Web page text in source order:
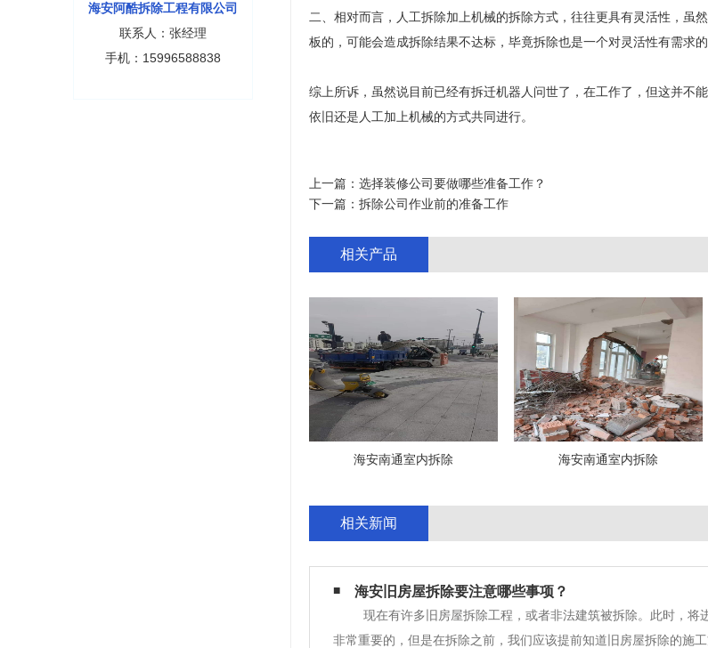
海安阿酷拆除工程有限公司
联系人：张经理
手机：15996588838
二、相对而言，人工拆除加上机械的拆除方式，往往更具有灵活性，虽
板的，可能会造成拆除结果不达标，毕竟拆除也是一个对灵活性有需求的
综上所诉，虽然说目前已经有拆迁机器人问世了，在工作了，但这并不
依旧还是人工加上机械的方式共同进行。
上一篇： 选择装修公司要做哪些准备工作？
下一篇： 拆除公司作业前的准备工作
相关产品
海安南通室内拆除 海安南通室内拆除
相关新闻
海安旧房屋拆除要注意哪些事项？
现在有许多旧房屋拆除工程，或者非法建筑被拆除。此时，将
非常重要的，但是在拆除之前，我们应该提前知道旧房屋拆除的施